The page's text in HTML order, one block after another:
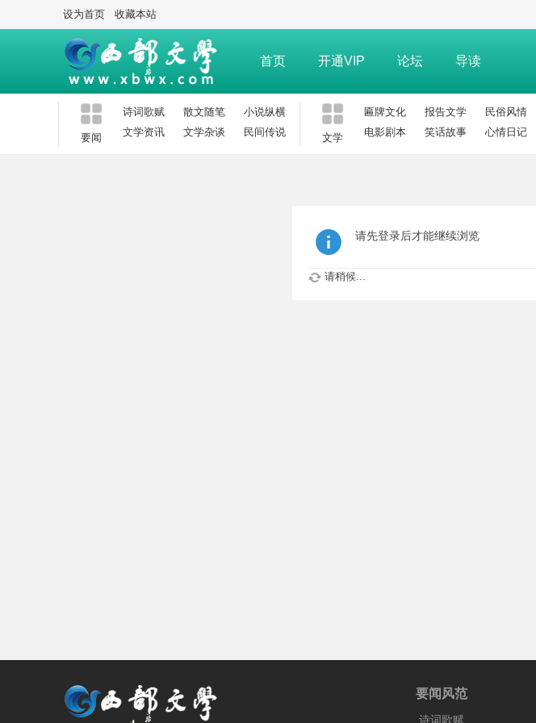
设为首页 收藏本站
首页 开通VIP 论坛 导读
要闻
诗词歌赋 散文随笔
小说纵横
文学资讯
文学杂谈 民间传说 文学
匾牌文化 报告文学
民俗风情
电影剧本
笑话故事 心情日记
请先登录后才能继续浏览
请稍候...
要闻风范
诗词歌赋